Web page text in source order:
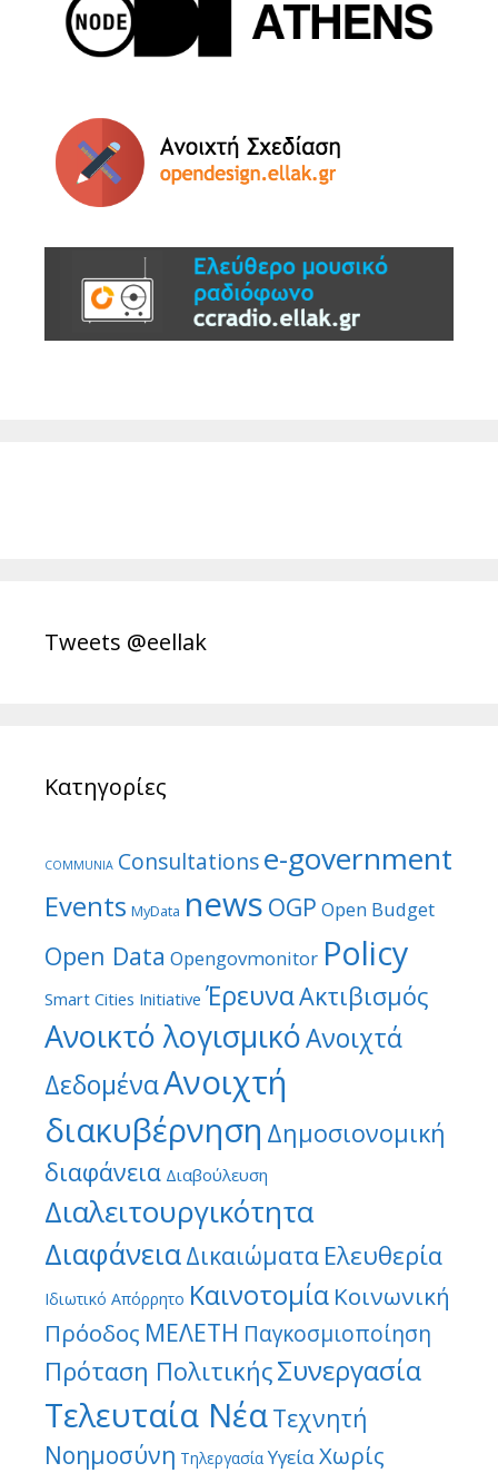
Tweets @eellak
Κατηγορίες
COMMUNIA Consultationse-government
Events MyData news OGP Open Budget
Open Data Opengovmonitor Policy
Smart Cities Initiative ΈρευναΑκτιβισμός
Ανοικτό λογισμικόΑνοιχτά
ΔεδομέναΑνοιχτή
διακυβέρνηση Δημοσιονομική
διαφάνεια Διαβούλευση
Διαλειτουργικότητα
ΔιαφάνειαΔικαιώματα Ελευθερία
Ιδιωτικό Απόρρητο Καινοτομία Κοινωνική
Πρόοδος ΜΕΛΕΤΗ Παγκοσμιοποίηση
Πρόταση ΠολιτικήςΣυνεργασία
Τελευταία ΝέαΤεχνητή
Νοημοσύνη Τηλεργασία ΥγείαΧωρίς